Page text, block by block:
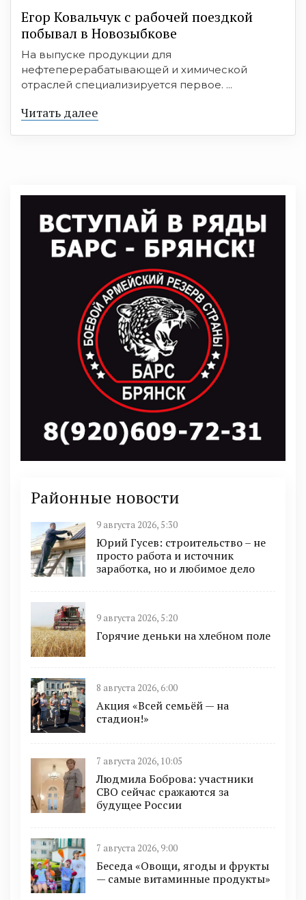
Егор Ковальчук с рабочей поездкой
побывал в Новозыбкове
На выпуске продукции для
нефтеперерабатывающей и химической
отраслей специализируется первое. ...
Читать далее
Районные новости
9 августа 2026, 5:30
Юрий Гусев: строительство – не
просто работа и источник
заработка, но и любимое дело
9 августа 2026, 5:20
Горячие деньки на хлебном поле
8 августа 2026, 6:00
Акция «Всей семьёй — на
стадион!»
7 августа 2026, 10:05
Людмила Боброва: участники
СВО сейчас сражаются за
будущее России
7 августа 2026, 9:00
Беседа «Овощи, ягоды и фрукты
— самые витаминные продукты»